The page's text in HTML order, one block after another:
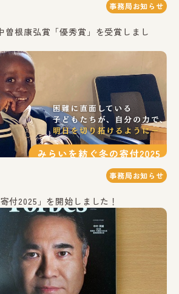
事務局お知らせ
曽根康弘賞「優秀賞」を受賞しまし
事務局お知らせ
付2025」を開始しました！